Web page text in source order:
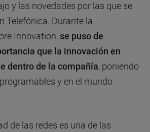
y las novedades por las que se
Telefónica. Durante la
Innovation,se puso de
que la innovación en
dentro de la compañía, poniendo
y en el mundo
de las redes es una de las